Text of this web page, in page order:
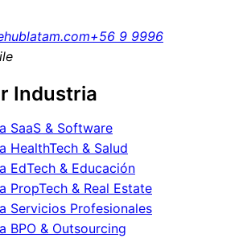
+56 9 9996
Industria
SaaS & Software
HealthTech & Salud
EdTech & Educación
PropTech & Real Estate
Servicios Profesionales
BPO & Outsourcing